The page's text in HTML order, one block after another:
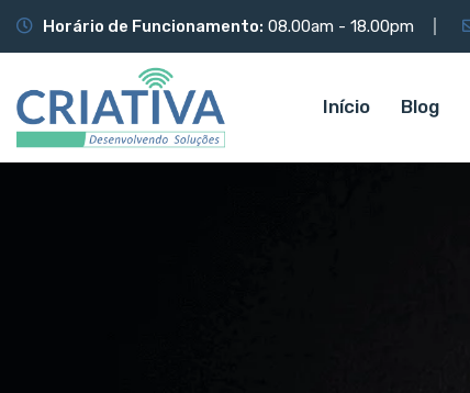
Horário de Funcionamento: 08.00am - 18.00pm
Início Blog